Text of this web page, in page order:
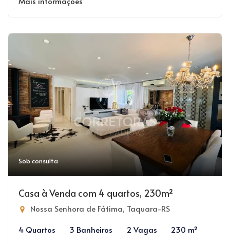
Sob consulta
Casa à Venda com 4 quartos, 230m²
Nossa Senhora de Fátima, Taquara-RS
4 Quartos
3 Banheiros 2 Vagas 230 m²